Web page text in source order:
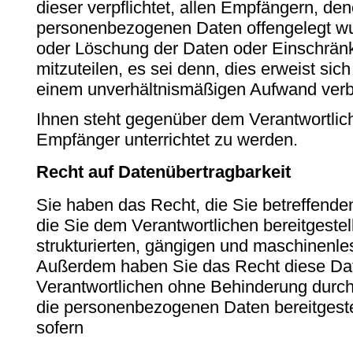
dieser verpflichtet, allen Empfängern,
personenbezogenen Daten offengelegt
oder Löschung der Daten oder
mitzuteilen, es sei denn, dies erweist
einem unverhältnismäßigen Aufwand
Ihnen steht gegenüber dem
Empfänger unterrichtet zu werden.
Recht auf Datenübertragbarkeit
Sie haben das Recht, die Sie
die Sie dem Verantwortlichen
strukturierten, gängigen und
Außerdem haben Sie das Recht diese
Verantwortlichen ohne Behinderung
die personenbezogenen Daten
sofern